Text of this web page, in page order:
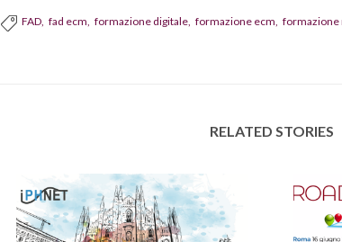
 FAD fad ecm formazione digitale formazione ecm formazione
RELATED STORIES